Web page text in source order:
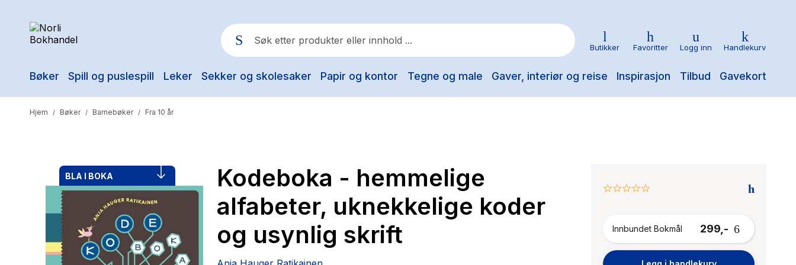
Bøker Spill og puslespill Leker Sekker og skolesaker Papir og kontor Tegne og male Gaver, interiør og reise Inspirasjon Tilbud Gavekort
Populære søk
Yesteryear
Hitster
Hypopressiv trening
The Housemaid
Butikker Favoritter Logg inn Handlekurv
Hjem / Bøker / Barnebøker / Fra 10 år
Kodeboka - hemmelige
alfabeter, uknekkelige koder
og usynlig skrift
BLA I BOKA
0.0
Innbundet Bokmål
299,-